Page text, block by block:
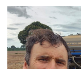
Troca
de
Cadeira
Artigos